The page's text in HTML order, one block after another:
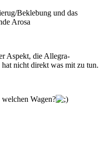
Beklebung und das
Arosa
Aspekt, die Allegra-
nicht direkt was mit zu tun.
Wagen?